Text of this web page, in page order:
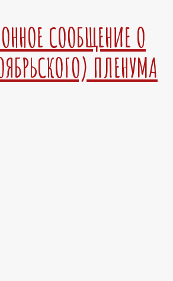
СООБЩЕНИЕ О
ПЛЕНУМА